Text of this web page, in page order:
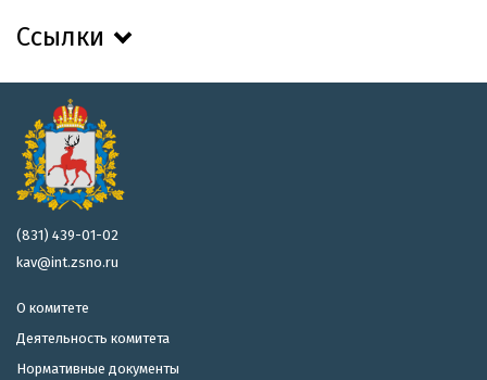
Ссылки
(831) 439-01-02
kav@int.zsno.ru
О комитете
Деятельность комитета
Нормативные документы